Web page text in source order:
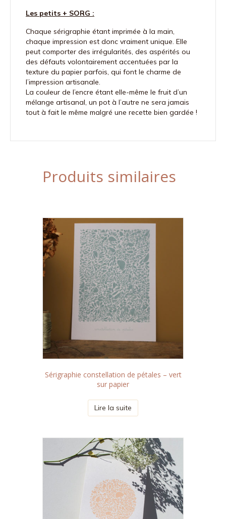
Les petits + SORG :
Chaque sérigraphie étant imprimée à la main,
chaque impression est donc vraiment unique. Elle
peut comporter des irrégularités, des aspérités ou
des défauts volontairement accentuées par la
texture du papier parfois, qui font le charme de
l’impression artisanale.
La couleur de l’encre étant elle-même le fruit d’un
mélange artisanal, un pot à l’autre ne sera jamais
tout à fait le même malgré une recette bien gardée !
Produits similaires
Sérigraphie constellation de pétales – vert
sur papier
Lire la suite